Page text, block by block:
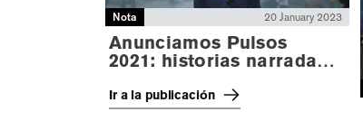
Nota 20 January 2023
Anunciamos Pulsos
2021: historias narradas
Ir a la publicación